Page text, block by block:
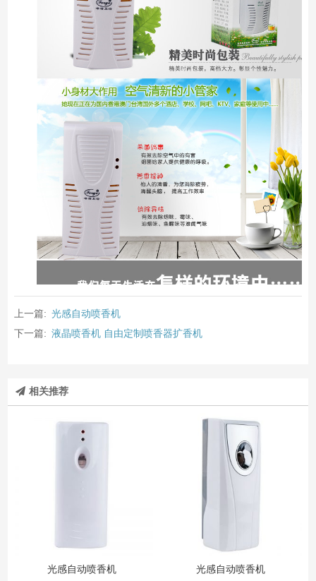
上一篇: 光感自动喷香机
下一篇: 液晶喷香机 自由定制喷香器扩香机
相关推荐
光感自动喷香机 光感自动喷香机